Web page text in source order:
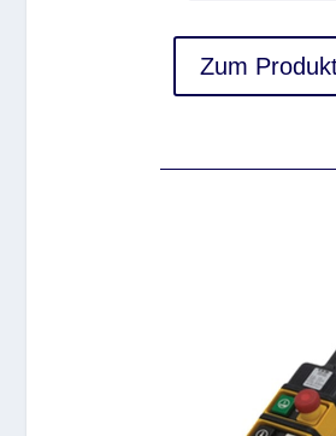
Zum